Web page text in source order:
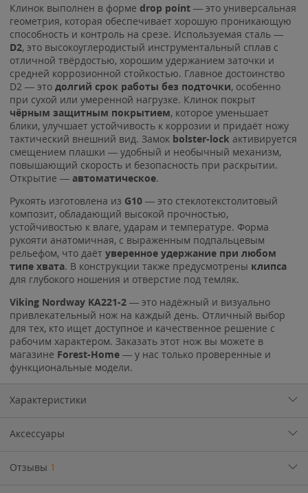
Клинок выполнен в форме drop point — это универсальная
геометрия, которая обеспечивает хорошую проникающую
способность и контроль на срезе. Используемая сталь —
D2, это высокоуглеродистый инструментальный сплав с
отличной твёрдостью, хорошим удержанием заточки и
средней коррозионной стойкостью. Главное достоинство
D2 — это долгий срок работы без подточки, особенно
при сухой или умеренной нагрузке. Клинок покрыт
чёрным защитным покрытием, которое уменьшает
блики, улучшает устойчивость к коррозии и придаёт ножу
тактический внешний вид. Замок bolster-lock активируется
смещением плашки — удобный и необычный механизм,
повышающий скорость и безопасность при раскрытии.
Открытие — автоматическое.
Рукоять изготовлена из G10 — это стеклотекстолитовый
композит, обладающий высокой прочностью,
устойчивостью к влаге, ударам и температуре. Форма
рукояти анатомичная, с выраженным подпальцевым
рельефом, что даёт уверенное удержание при любом
типе хвата. В конструкции также предусмотрены клипса
для глубокого ношения и отверстие под темляк.
Viking Nordway KA221-2 — это надёжный и визуально
привлекательный нож на каждый день. Отличный выбор
для тех, кто ищет доступное и качественное решение с
рабочим характером. Заказать этот нож вы можете в
магазине Forest-Home — у нас только проверенные и
функциональные модели.
Характеристики
Аксессуары
Отзывы 1